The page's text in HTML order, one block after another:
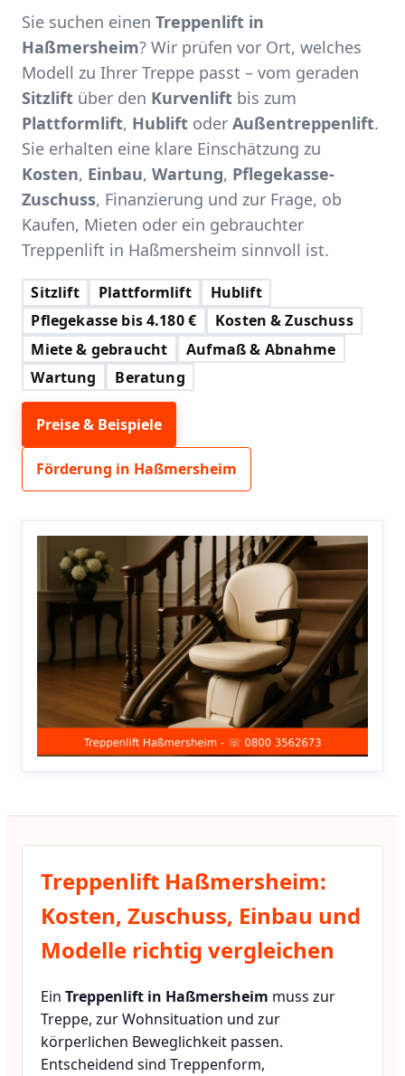
Sie suchen einen Treppenlift in
Haßmersheim? Wir prüfen vor Ort, welches
Modell zu Ihrer Treppe passt – vom geraden
Sitzlift über den Kurvenlift bis zum
Plattformlift, Hublift oder Außentreppenlift.
Sie erhalten eine klare Einschätzung zu
Kosten, Einbau, Wartung, Pflegekasse-
Zuschuss, Finanzierung und zur Frage, ob
Kaufen, Mieten oder ein gebrauchter
Treppenlift in Haßmersheim sinnvoll ist.
Sitzlift Plattformlift
Hublift
Pflegekasse bis 4.180 €
Kosten & Zuschuss
Miete & gebraucht
Aufmaß & Abnahme
Wartung
Beratung
Preise & Beispiele
Förderung in Haßmersheim
Treppenlift Haßmersheim:
Kosten, Zuschuss, Einbau und
Modelle richtig vergleichen
Ein Treppenlift in Haßmersheim muss zur
Treppe, zur Wohnsituation und zur
körperlichen Beweglichkeit passen.
Entscheidend sind Treppenform,